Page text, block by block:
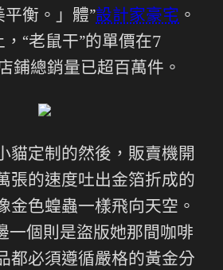
衡。」體”設計家豪宅 。
“老鼠干”的單價在7
鋪總銷量已超百萬件。
貓定制的然後，販賣機開
張的速度吐出金箔折成的
金色蝗蟲一樣飛向天空。
一個則是盜版她那間咖啡
都必須遵循嚴格的黃金分